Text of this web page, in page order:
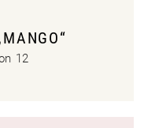
12